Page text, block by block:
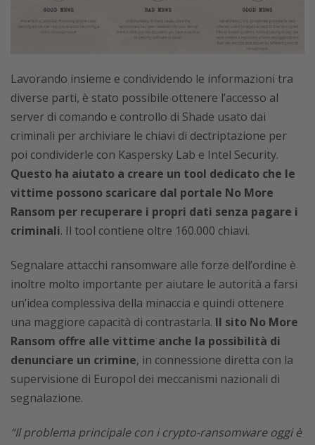
Lavorando insieme e condividendo le informazioni tra
diverse parti, è stato possibile ottenere l’accesso al
server di comando e controllo di Shade usato dai
criminali per archiviare le chiavi di dectriptazione per
poi condividerle con Kaspersky Lab e Intel Security.
Questo ha aiutato a creare un tool dedicato che le
vittime possono scaricare dal portale No More
Ransom per recuperare i propri dati senza pagare i
criminali. Il tool contiene oltre 160.000 chiavi.
Segnalare attacchi ransomware alle forze dell’ordine è
inoltre molto importante per aiutare le autorità a farsi
un’idea complessiva della minaccia e quindi ottenere
una maggiore capacità di contrastarla. Il sito No More
Ransom offre alle vittime anche la possibilità di
denunciare un crimine, in connessione diretta con la
supervisione di Europol dei meccanismi nazionali di
segnalazione.
“Il problema principale con i crypto-ransomware oggi è